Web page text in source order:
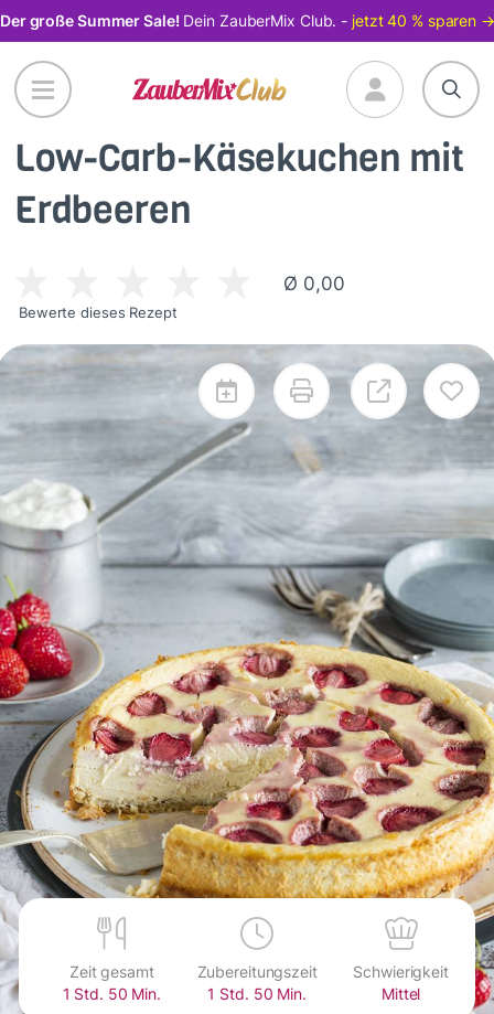
Direkt
zum
Inhalt
Der große Summer Sale! Dein ZauberMix Club. - jetzt 40 % sparen →
Low-Carb-Käsekuchen mit
Erdbeeren
Ø 0,00
Bewerte dieses Rezept
Zeit gesamt
1 Std. 50 Min.
Zubereitungszeit
1 Std. 50 Min.
Schwierigkeit
Mittel